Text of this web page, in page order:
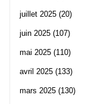
juillet 2025 (20)
juin 2025 (107)
mai 2025 (110)
avril 2025 (133)
mars 2025 (130)